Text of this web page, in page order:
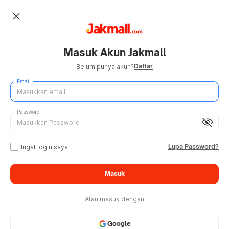
close
Masuk Akun Jakmall
Belum punya akun?Daftar
Email
visibility_off
Password
Ingat login saya Lupa Password?
Masuk
Atau masuk dengan
Google